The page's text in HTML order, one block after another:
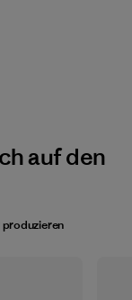
auf den